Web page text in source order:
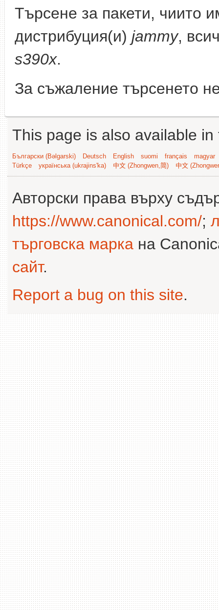
Търсене за пакети, чиито
дистрибуция(и) jammy,
s390x.
За съжаление търсенето
This page is also available
Български (Bəlgarski) Deutsch English suomi français
magyar
Türkçe
українська (ukrajins'ka) 中文 (Zhongwen,简) 中文
Авторски права върху
https://www.canonical.com/;
търговска марка на
сайт.
Report a bug on this site.